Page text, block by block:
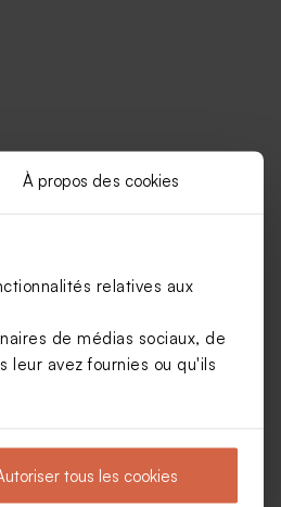
À propos des cookies
relatives aux
de médias sociaux, de
leur avez fournies ou qu'ils
tous les cookies